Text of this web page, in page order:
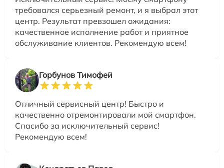
требовался серьезный ремонт, и я выбрал этот
центр. Результат превзошел ожидания:
качественное исполнение работ и приятное
обслуживание клиентов. Рекомендую всем!
Горбунов Тимофей
Отличный сервисный центр! Быстро и
качественно отремонтировали мой смартфон.
Спасибо за исключительный сервис!
Рекомендую всем!